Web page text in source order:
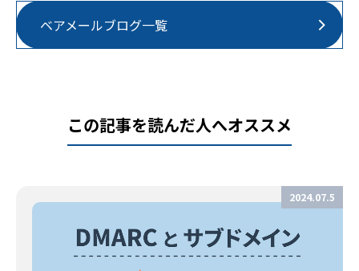
ベアメールブログ一覧
この記事を読んだ人へオススメ
2024.07.5